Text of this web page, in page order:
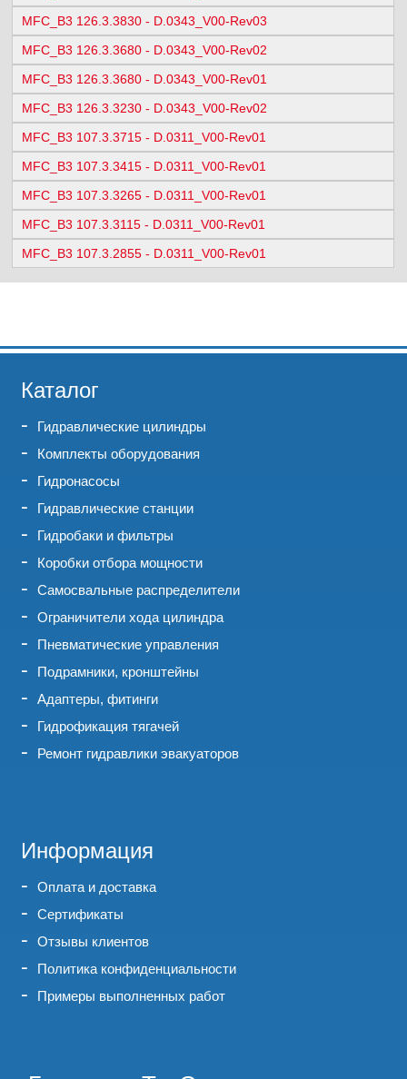
MFC_B3 126.3.3830 - D.0343_V00-Rev03
MFC_B3 126.3.3680 - D.0343_V00-Rev02
MFC_B3 126.3.3680 - D.0343_V00-Rev01
MFC_B3 126.3.3230 - D.0343_V00-Rev02
MFC_B3 107.3.3715 - D.0311_V00-Rev01
MFC_B3 107.3.3415 - D.0311_V00-Rev01
MFC_B3 107.3.3265 - D.0311_V00-Rev01
MFC_B3 107.3.3115 - D.0311_V00-Rev01
MFC_B3 107.3.2855 - D.0311_V00-Rev01
Каталог
Гидравлические цилиндры
Комплекты оборудования
Гидронасосы
Гидравлические станции
Гидробаки и фильтры
Коробки отбора мощности
Самосвальные распределители
Ограничители хода цилиндра
Пневматические управления
Подрамники, кронштейны
Адаптеры, фитинги
Гидрофикация тягачей
Ремонт гидравлики эвакуаторов
Информация
Оплата и доставка
Сертификаты
Отзывы клиентов
Политика конфиденциальности
Примеры выполненных работ